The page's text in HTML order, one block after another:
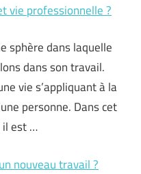
vie professionnelle ?
sphère dans laquelle
dans son travail.
vie s’appliquant à la
personne. Dans cet
il est …
nouveau travail ?